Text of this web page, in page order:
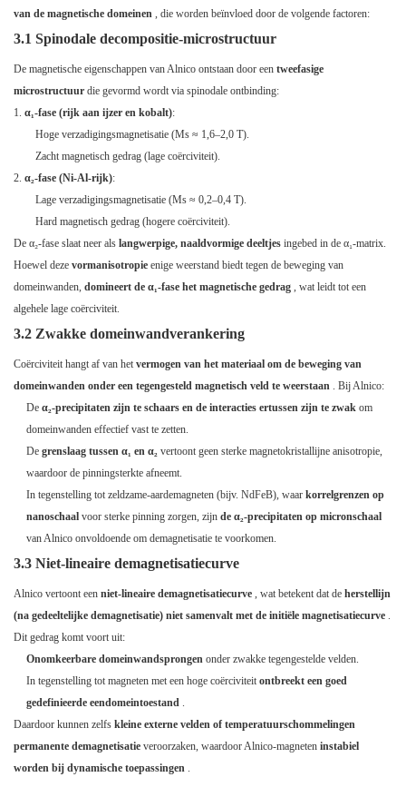
van de magnetische domeinen , die worden beïnvloed door de volgende factoren:
3.1 Spinodale decompositie-microstructuur
De magnetische eigenschappen van Alnico ontstaan ​​door een tweefasige
microstructuur die gevormd wordt via spinodale ontbinding:
α₁-fase (rijk aan ijzer en kobalt):
Hoge verzadigingsmagnetisatie (Ms ≈ 1,6–2,0 T).
Zacht magnetisch gedrag (lage coërciviteit).
α₂-fase (Ni-Al-rijk):
Lage verzadigingsmagnetisatie (Ms ≈ 0,2–0,4 T).
Hard magnetisch gedrag (hogere coërciviteit).
De α₂-fase slaat neer als langwerpige, naaldvormige deeltjes ingebed in de α₁-matrix.
Hoewel deze vormanisotropie enige weerstand biedt tegen de beweging van
domeinwanden, domineert de α₁-fase het magnetische gedrag , wat leidt tot een
algehele lage coërciviteit.
3.2 Zwakke domeinwandverankering
Coërciviteit hangt af van het vermogen van het materiaal om de beweging van
domeinwanden onder een tegengesteld magnetisch veld te weerstaan . Bij Alnico:
Deα₂-precipitaten zijn te schaars en de interacties ertussen zijn te zwak om
domeinwanden effectief vast te zetten.
Degrenslaag tussen α₁ en α₂ vertoont geen sterke magnetokristallijne anisotropie,
waardoor de pinningsterkte afneemt.
In tegenstelling tot zeldzame-aardemagneten (bijv. NdFeB), waarkorrelgrenzen op
nanoschaal voor sterke pinning zorgen, zijnde α₂-precipitaten op micronschaal
van Alnico onvoldoende om demagnetisatie te voorkomen.
3.3 Niet-lineaire demagnetisatiecurve
Alnico vertoont een niet-lineaire demagnetisatiecurve , wat betekent dat de herstellijn
(na gedeeltelijke demagnetisatie) niet samenvalt met de initiële magnetisatiecurve .
Dit gedrag komt voort uit:
Onomkeerbare domeinwandsprongen onder zwakke tegengestelde velden.
In tegenstelling tot magneten met een hoge coërciviteitontbreekt een goed
gedefinieerde eendomeintoestand .
Daardoor kunnen zelfs kleine externe velden of temperatuurschommelingen
permanente demagnetisatie veroorzaken, waardoor Alnico-magneten instabiel
worden bij dynamische toepassingen .